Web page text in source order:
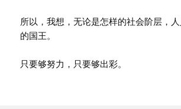
所以，我想，无论是怎样的社会阶层，
的国王。
只要够努力，只要够出彩。